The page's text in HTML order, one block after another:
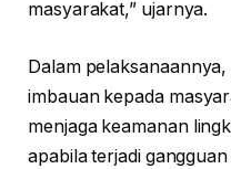
masyarakat,” ujarnya.
Dalam
imbauan kepada
menjaga keamanan
apabila terjadi